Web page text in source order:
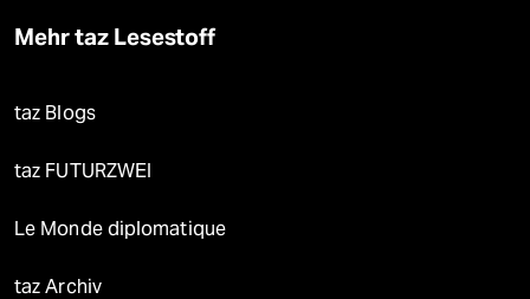
Mehr taz Lesestoff
taz Blogs
taz FUTURZWEI
Le Monde diplomatique
taz Archiv